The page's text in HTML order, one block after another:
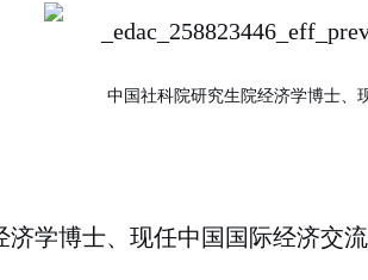
中国社科院研究生院经济学博士、
学博士、现任中国国际经济交